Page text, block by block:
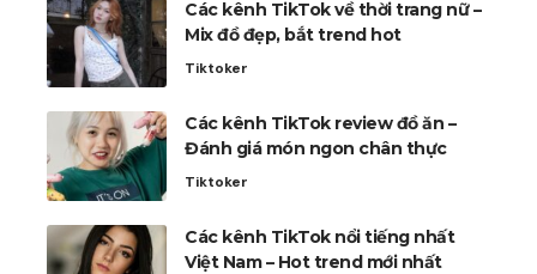
Các kênh TikTok về thời trang nữ –
Mix đồ đẹp, bắt trend hot
Tiktoker
Các kênh TikTok review đồ ăn –
Đánh giá món ngon chân thực
Tiktoker
Các kênh TikTok nổi tiếng nhất
Việt Nam – Hot trend mới nhất